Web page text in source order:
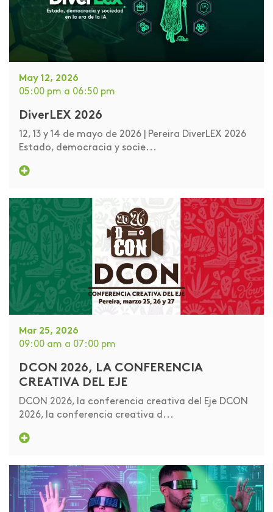
May 12, 2026
05:00 pm a 06:50 pm
DiverLEX 2026
12, 13 y 14 de mayo de 2026 | Pereira DiverLEX 2026
Estado, democracia y socie...
Mar 25, 2026
09:00 am a 07:00 pm
DCON 2026, LA CONFERENCIA
CREATIVA DEL EJE
DCON 2026, la conferencia creativa del Eje DCON
2026, la conferencia creativa d...